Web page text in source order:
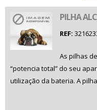
PILHA
REF:
As pilhas
“potencia total” do seu
utilização da bateria. A pilha